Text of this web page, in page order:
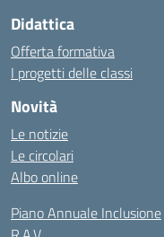
Didattica
Offerta formativa
I progetti delle classi
Novità
Le notizie
Le circolari
Albo online
Piano Annuale Inclusione